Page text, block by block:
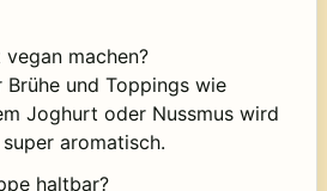
machen?
und Toppings wie
Joghurt oder Nussmus wird
aromatisch.
haltbar?